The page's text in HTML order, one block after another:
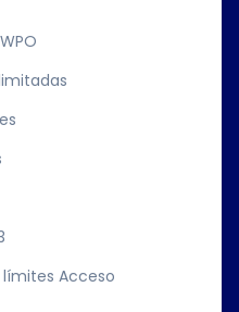
límites Acceso